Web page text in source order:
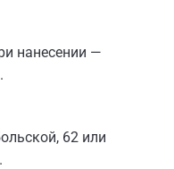
нанесении —
62 или